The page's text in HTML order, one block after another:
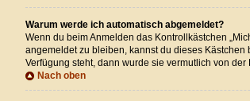
Warum werde ich automatisch abgemeldet?
Wenn du beim Anmelden das Kontrollkästchen
angemeldet zu bleiben, kannst du dieses
Verfügung steht, dann wurde sie vermutlich von
Nach oben